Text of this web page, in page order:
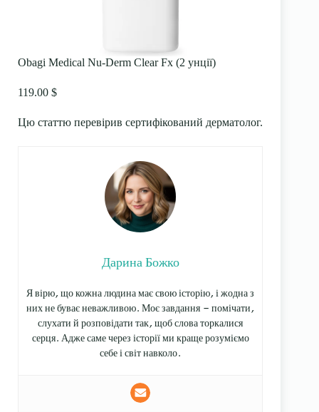
Obagi Medical Nu-Derm Clear Fx (2 унції)
119.00 $
Цю статтю перевірив сертифікований дерматолог.
Дарина Божко
Я вірю, що кожна людина має свою історію, і жодна з
них не буває неважливою. Моє завдання — помічати,
слухати й розповідати так, щоб слова торкалися
серця. Адже саме через історії ми краще розуміємо
себе і світ навколо.